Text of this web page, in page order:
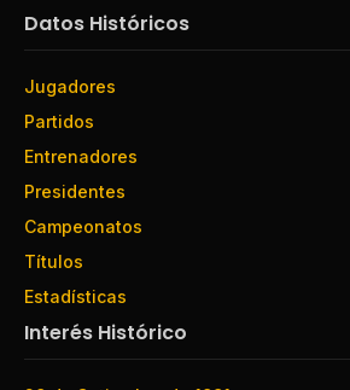
Datos Históricos
Jugadores
Partidos
Entrenadores
Presidentes
Campeonatos
Títulos
Estadísticas
Interés Histórico